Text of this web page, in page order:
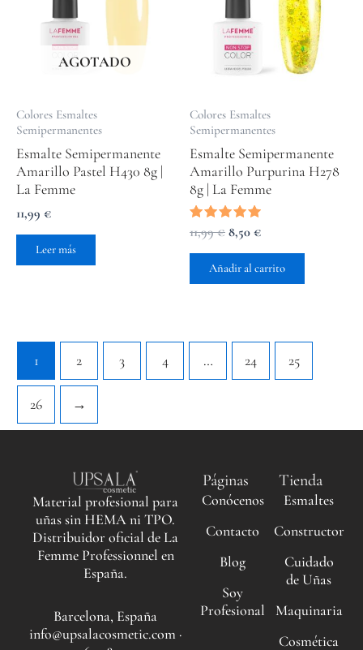
AGOTADO
Colores Esmaltes
Semipermanentes
Esmalte Semipermanente
Amarillo Pastel H430 8g |
La Femme
11,99 €
Leer más
Colores Esmaltes
Semipermanentes
Esmalte Semipermanente
Amarillo Purpurina H278
8g | La Femme
Valorado
con
5.00
de 5
11,99€
11,99 €.
8,50 €
8,50 €.
Añadir al carrito
1 2 3 4 … 24 25
26 →
Material profesional para
uñas sin HEMA ni TPO.
Distribuidor oficial de La
Femme Professionnel en
España.
Barcelona, España
info@upsalacosmetic.com ·
Páginas
Conócenos
Contacto
Blog
Soy
Profesional
Tienda
Esmaltes
Constructor
Cuidado
de Uñas
Maquinaria
Cosmética